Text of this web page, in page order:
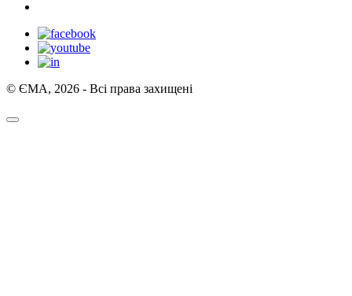
© ЄМА, 2026 - Всі права захищені